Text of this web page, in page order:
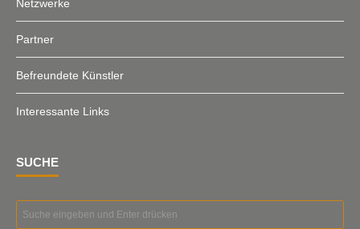
Netzwerke
Partner
Befreundete Künstler
Interessante Links
SUCHE